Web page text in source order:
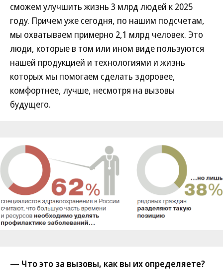
сможем улучшить жизнь 3 млрд людей к 2025
году. Причем уже сегодня, по нашим подсчетам,
мы охватываем примерно 2,1 млрд человек. Это
люди, которые в том или ином виде пользуются
нашей продукцией и технологиями и жизнь
которых мы помогаем сделать здоровее,
комфортнее, лучше, несмотря на вызовы
будущего.
— Что это за вызовы, как вы их определяете?